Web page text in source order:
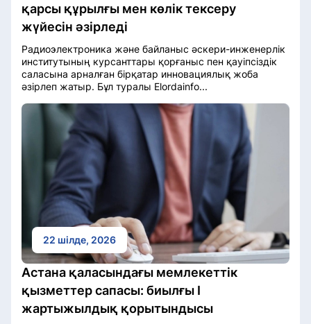
қарсы құрылғы мен көлік тексеру
жүйесін әзірледі
Радиоэлектроника және байланыс әскери-инженерлік
институтының курсанттары қорғаныс пен қауіпсіздік
саласына арналған бірқатар инновациялық жоба
әзірлеп жатыр. Бұл туралы Elordainfo...
22 шілде, 2026
Астана қаласындағы мемлекеттік
қызметтер сапасы: биылғы І
жартыжылдық қорытындысы